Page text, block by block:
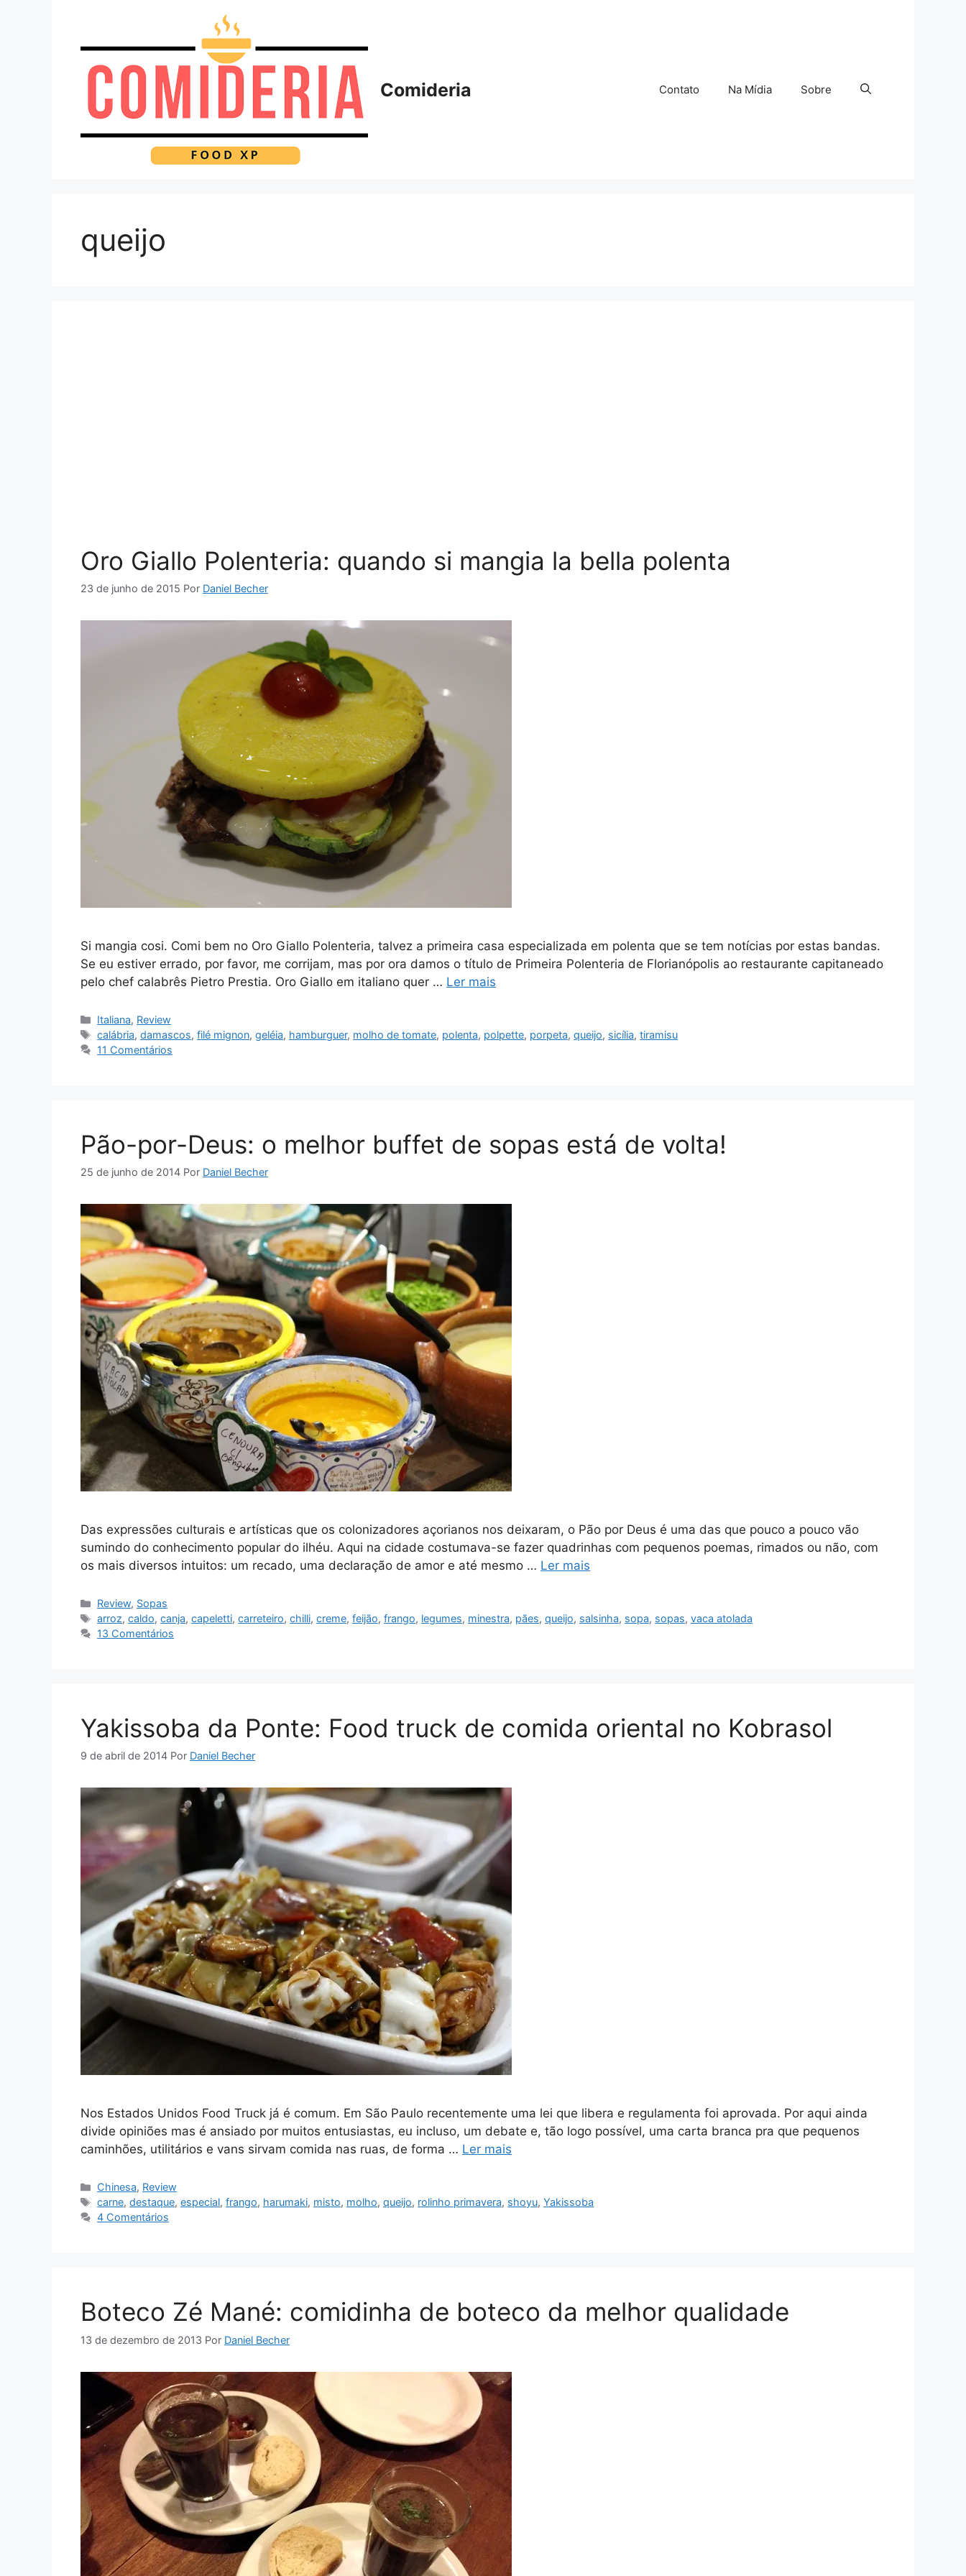
Comideria Contato Na Mídia Sobre
queijo
Oro Giallo Polenteria: quando si mangia la bella polenta
23 de junho de 2015 Por Daniel Becher
Si mangia cosi. Comi bem no Oro Giallo Polenteria, talvez a primeira casa especializada em polenta que se tem notícias por estas bandas.
Se eu estiver errado, por favor, me corrijam, mas por ora damos o título de Primeira Polenteria de Florianópolis ao restaurante capitaneado
pelo chef calabrês Pietro Prestia. Oro Giallo em italiano quer … Ler mais
Categorias
Italiana, Review
Tags
calábria,damascos,filé mignon,geléia, hamburguer, molho de tomate, polenta, polpette, porpeta,queijo, sicília,tiramisu
11 Comentários
Pão-por-Deus: o melhor buffet de sopas está de volta!
25 de junho de 2014 Por Daniel Becher
Das expressões culturais e artísticas que os colonizadores açorianos nos deixaram, o Pão por Deus é uma das que pouco a pouco vão
sumindo do conhecimento popular do ilhéu. Aqui na cidade costumava-se fazer quadrinhas com pequenos poemas, rimados ou não, com
os mais diversos intuitos: um recado, uma declaração de amor e até mesmo … Ler mais
Categorias
Review, Sopas
Tags
arroz,caldo,canja,capeletti,carreteiro,chilli,creme,feijão,frango, legumes, minestra, pães,queijo, salsinha, sopa, sopas,vaca atolada
13 Comentários
Yakissoba da Ponte: Food truck de comida oriental no Kobrasol
9 de abril de 2014 Por Daniel Becher
Nos Estados Unidos Food Truck já é comum. Em São Paulo recentemente uma lei que libera e regulamenta foi aprovada. Por aqui ainda
divide opiniões mas é ansiado por muitos entusiastas, eu incluso, um debate e, tão logo possível, uma carta branca pra que pequenos
caminhões, utilitários e vans sirvam comida nas ruas, de forma … Ler mais
Categorias
Chinesa, Review
Tags
carne,destaque,especial,frango, harumaki, misto, molho,queijo, rolinho primavera, shoyu,Yakissoba
4 Comentários
Boteco Zé Mané: comidinha de boteco da melhor qualidade
13 de dezembro de 2013 Por Daniel Becher